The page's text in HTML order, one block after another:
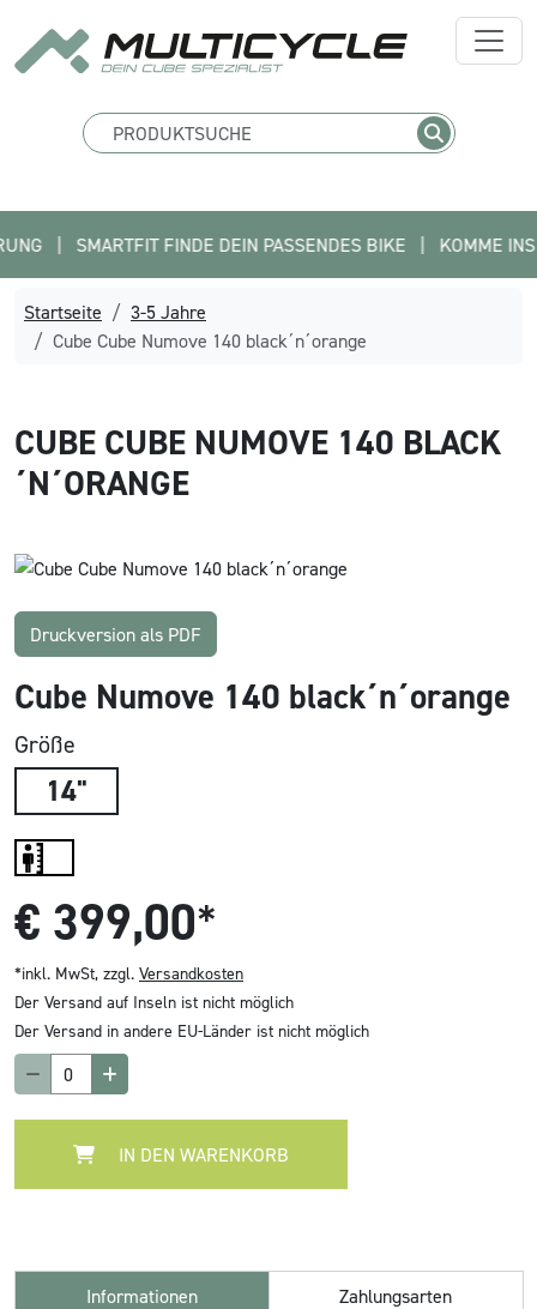
SMARTFIT FINDE DEIN PASSENDES BIKE   |   KOMME INS
Startseite
3-5 Jahre
Cube Cube Numove 140 black´n´orange
CUBE CUBE NUMOVE 140 BLACK
´N´ORANGE
Druckversion als PDF
Cube Numove 140 black´n´orange
Größe
14"
€ 399,00*
*inkl. MwSt, zzgl. Versandkosten
Der Versand auf Inseln ist nicht möglich
Der Versand in andere EU-Länder ist nicht möglich
IN DEN WARENKORB
Informationen
Zahlungsarten